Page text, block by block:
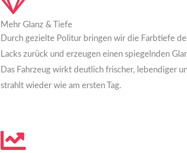
Mehr Glanz & Tiefe
Durch gezielte Politur bringen wir die Farbtiefe
Lacks zurück und erzeugen einen spiegelnden
Das Fahrzeug wirkt deutlich frischer, lebendiger
strahlt wieder wie am ersten Tag.